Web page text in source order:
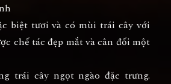
biệt tươi và có mùi trái cây với
chế tác đẹp mắt và cân đối một
trái cây ngọt ngào đặc trưng.